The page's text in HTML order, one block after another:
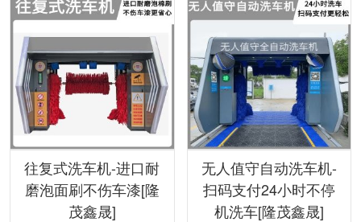
往复式洗车机-进口耐
磨泡面刷不伤车漆[隆
茂鑫晟]
无人值守自动洗车机-
扫码支付24小时不停
机洗车[隆茂鑫晟]